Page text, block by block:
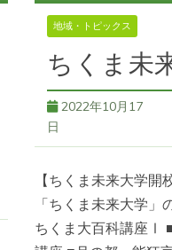
地域・トピックス
ちくま未
2022年10月17
日
【ちくま未来大学
「ちくま未来大学
ちくま大百科講座Ⅰ